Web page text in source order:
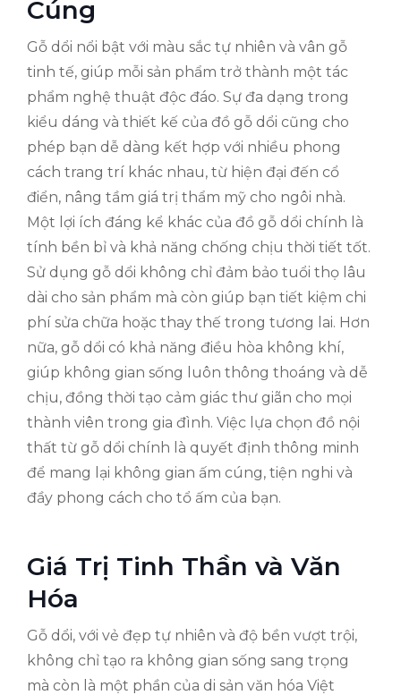
Cúng
Gỗ dổi nổi bật với màu sắc tự nhiên và vân gỗ
tinh tế, giúp mỗi sản phẩm trở thành một tác
phẩm nghệ thuật độc đáo. Sự đa dạng trong
kiểu dáng và thiết kế của đồ gỗ dổi cũng cho
phép bạn dễ dàng kết hợp với nhiều phong
cách trang trí khác nhau, từ hiện đại đến cổ
điển, nâng tầm giá trị thẩm mỹ cho ngôi nhà.
Một lợi ích đáng kể khác của đồ gỗ dổi chính là
tính bền bỉ và khả năng chống chịu thời tiết tốt.
Sử dụng gỗ dổi không chỉ đảm bảo tuổi thọ lâu
dài cho sản phẩm mà còn giúp bạn tiết kiệm chi
phí sửa chữa hoặc thay thế trong tương lai. Hơn
nữa, gỗ dổi có khả năng điều hòa không khí,
giúp không gian sống luôn thông thoáng và dễ
chịu, đồng thời tạo cảm giác thư giãn cho mọi
thành viên trong gia đình. Việc lựa chọn đồ nội
thất từ gỗ dổi chính là quyết định thông minh
để mang lại không gian ấm cúng, tiện nghi và
đầy phong cách cho tổ ấm của bạn.
Giá Trị Tinh Thần và Văn
Hóa
Gỗ dổi, với vẻ đẹp tự nhiên và độ bền vượt trội,
không chỉ tạo ra không gian sống sang trọng
mà còn là một phần của di sản văn hóa Việt